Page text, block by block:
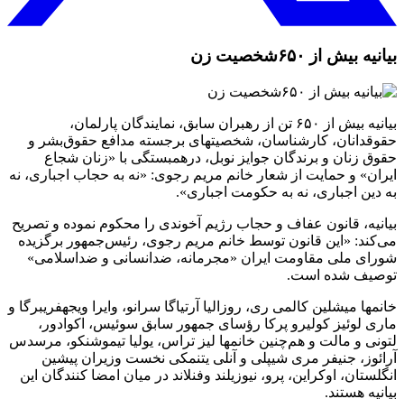
بیانیه بیش از ۶۵۰شخصیت زن
بیانیه بیش از ۶۵۰ تن از رهبران سابق، نمایندگان پارلمان،
حقوقدانان، کارشناسان، شخصیتهای برجسته مدافع حقوق‌بشر و
حقوق زنان و برندگان جوایز نوبل، درهمبستگی با «زنان شجاع
ایران» و حمایت از شعار خانم مریم رجوی: «نه به حجاب اجباری، نه
به دین اجباری، نه به حکومت اجباری».
بیانیه، قانون عفاف و حجاب رژیم آخوندی را محکوم نموده و تصریح
می‌کند: «این قانون توسط خانم مریم رجوی، رئیس‌جمهور برگزیده
شورای ملی مقاومت ایران «مجرمانه، ضدانسانی و ضداسلامی»
توصیف شده است.
خانمها میشلین کالمی ری، روزالیا آرتیاگا سرانو، وایرا ویجهفریبرگا و
ماری لوئیز کولیرو پرکا رؤسای جمهور سابق سوئیس، اکوادور،
لتونی و مالت و هم‌چنین خانمها لیز تراس، یولیا تیموشنکو، مرسدس
آرائوز، جنیفر مری شیپلی و آنلی یتنمکی نخست وزیران پیشین
انگلستان، اوکراین، پرو، نیوزیلند وفنلاند در میان امضا کنندگان این
بیانیه هستند.